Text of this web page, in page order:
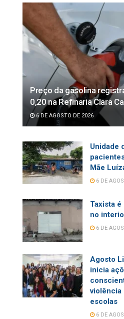
Preço da gasolina
0,20 na Refinaria Clara
6 DE AGOSTO DE 2026
Unidade
Mãe
6 DE
Taxista
no
6 DE
Agosto
inicia
violência
escolas
6 DE